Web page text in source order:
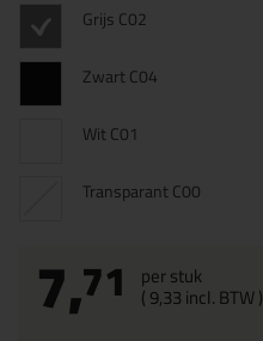
Grijs C02
Zwart C04
Wit C01
Transparant C00
7,71 per stuk
(9,33incl. BTW )